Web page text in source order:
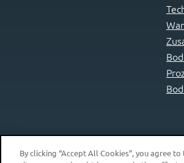
By clicking “Accept All Cookies”, you agree